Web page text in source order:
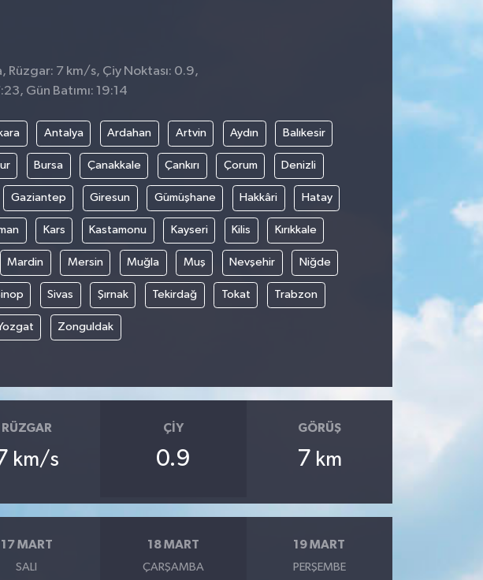
Rüzgar: 7 km/s, Çiy Noktası: 0.9,
Gün Batımı: 19:14
Antalya Ardahan Artvin Aydın Balıkesir
Bursa Çanakkale Çankırı Çorum Denizli
Gaziantep Giresun Gümüşhane Hakkâri Hatay
Kars Kastamonu Kayseri Kilis Kırıkkale
Mardin Mersin Muğla Muş Nevşehir Niğde
Sivas Şırnak Tekirdağ Tokat Trabzon
Zonguldak
RÜZGAR
km/s
ÇIY
0.9
GÖRÜŞ
7 km
17 MART
SALI
18 MART
ÇARŞAMBA
19 MART
PERŞEMBE